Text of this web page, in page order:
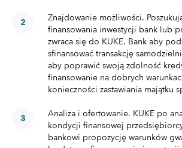
Znajdowanie możliwości.
finansowania inwestycji bank lub
zwraca się do KUKE. Bank aby
sfinansować transakcję
aby poprawić swoją zdolność
finansowanie na dobrych
konieczności zastawiania majątku
Analiza i ofertowanie. KUKE po
kondycji finansowej
bankowi propozycję warunków